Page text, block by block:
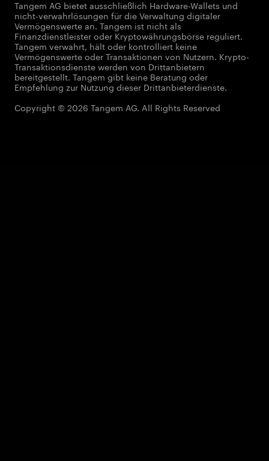
Tangem AG bietet ausschließlich Hardware-Wallets und
nicht-verwahrlösungen für die Verwaltung digitaler
Vermögenswerte an. Tangem ist nicht als
Finanzdienstleister oder Kryptowährungsbörse reguliert.
Tangem verwahrt, hält oder kontrolliert keine
Vermögenswerte oder Transaktionen von Nutzern. Krypto-
Transaktionsdienste werden von Drittanbietern
bereitgestellt. Tangem gibt keine Beratung oder
Empfehlung zur Nutzung dieser Drittanbieterdienste.